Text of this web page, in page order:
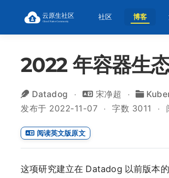
社区 博客
2022 年容器生
Datadog 宋净超
发布于 2022-11-07
字数 3011
阅读英文版原文
这项研究建立在 Datadog 以前版本的